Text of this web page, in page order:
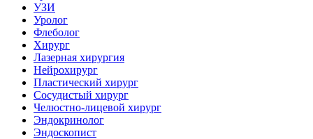
УЗИ
Уролог
Флеболог
Хирург
Лазерная хирургия
Нейрохирург
Пластический хирург
Сосудистый хирург
Челюстно-лицевой хирург
Эндокринолог
Эндоскопист